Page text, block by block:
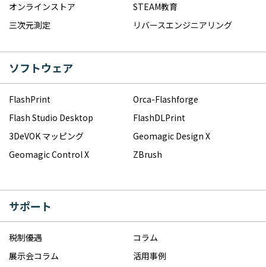
オンラインストア
STEAM教育
三次元測定
リバースエンジニアリング
ソフトウェア
FlashPrint
Orca-Flashforge
Flash Studio Desktop
FlashDLPrint
3DeVOK マッピング
Geomagic Design X
Geomagic Control X
ZBrush
サポート
税制優遇
コラム
展示会コラム
活用事例